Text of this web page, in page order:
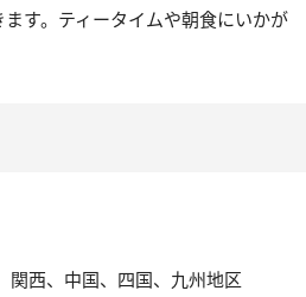
す。ティータイムや朝食にいかが
関西、中国、四国、九州地区